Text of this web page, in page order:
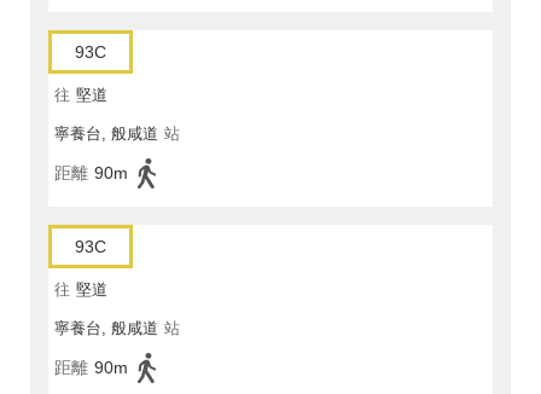
93C
往 堅道
寧養台, 般咸道 站
距離 90m
93C
往 堅道
寧養台, 般咸道 站
距離 90m